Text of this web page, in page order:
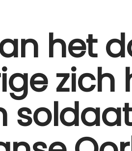
het
zich